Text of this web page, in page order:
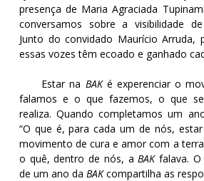
presença de Maria Agraciada
conversamos sobre a visibilidade
Junto do convidado Maurício Arruda,
essas vozes têm ecoado e ganhado
Estar na BAKé experenciar o
falamos e o que fazemos, o que
realiza. Quando completamos um
“O que é, para cada um de nós, estar
movimento de cura e amor com a
o quê, dentro de nós, a BAKfalava. O
de um ano da BAKcompartilha as